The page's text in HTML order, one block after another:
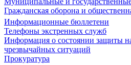
Гражданская оборона и
Информационные бюллетени
Телефоны экстренных служб
Информация о состоянии защиты
чрезвычайных ситуаций
Прокуратура